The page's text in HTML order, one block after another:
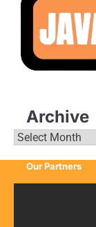
Archive
Archive
Our Partners